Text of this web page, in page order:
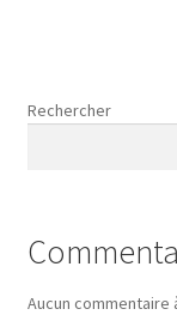
Rechercher
Aucun commentaire